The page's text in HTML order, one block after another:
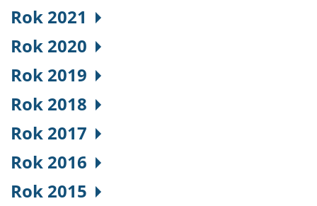
Rok 2021
Rok 2020
Rok 2019
Rok 2018
Rok 2017
Rok 2016
Rok 2015